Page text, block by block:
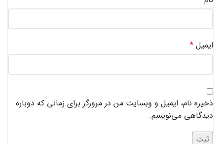
ایمیل *
ذخیره نام، ایمیل و وبسایت من در مرورگر برای زمانی که دوباره
دیدگاهی می‌نویسم.